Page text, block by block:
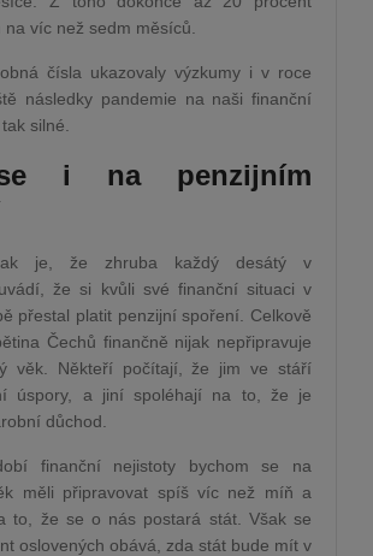
víc než sedm měsíců.
čísla ukazovaly výzkumy i v roce
následky pandemie na naši finanční
silné.
i na penzijním
je, že zhruba každý desátý v
že si kvůli své finanční situaci v
přestal platit penzijní spoření. Celkově
Čechů finančně nijak nepřipravuje
věk. Někteří počítají, že jim ve stáří
úspory, a jiní spoléhají na to, že je
důchod.
finanční nejistoty bychom se na
měli připravovat spíš víc než míň a
to, že se o nás postará stát. Však se
oslovených obává, zda stát bude mít v